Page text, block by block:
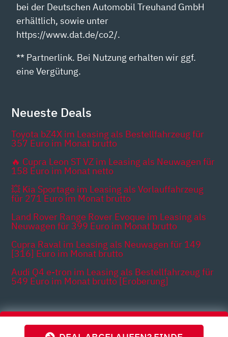
bei der Deutschen Automobil Treuhand GmbH
erhältlich, sowie unter
https://www.dat.de/co2/.
** Partnerlink. Bei Nutzung erhalten wir ggf.
eine Vergütung.
Neueste Deals
Toyota bZ4X im Leasing als Bestellfahrzeug für
357 Euro im Monat brutto
🔥 Cupra Leon ST VZ im Leasing als Neuwagen für
158 Euro im Monat netto
💥 Kia Sportage im Leasing als Vorlauffahrzeug
für 271 Euro im Monat brutto
Land Rover Range Rover Evoque im Leasing als
Neuwagen für 399 Euro im Monat brutto
Cupra Raval im Leasing als Neuwagen für 149
[316] Euro im Monat brutto
Audi Q4 e-tron im Leasing als Bestellfahrzeug für
549 Euro im Monat brutto [Eroberung]